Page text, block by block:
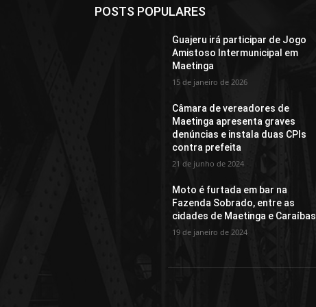
POSTS POPULARES
Guajeru irá participar de Jogo
Amistoso Intermunicipal em
Maetinga
15 de janeiro de 2026
Câmara de vereadores de
Maetinga apresenta graves
denúncias e instala duas CPIs
contra prefeita
21 de junho de 2024
Moto é furtada em bar na
Fazenda Sobrado, entre as
cidades de Maetinga e Caraíbas
19 de janeiro de 2024